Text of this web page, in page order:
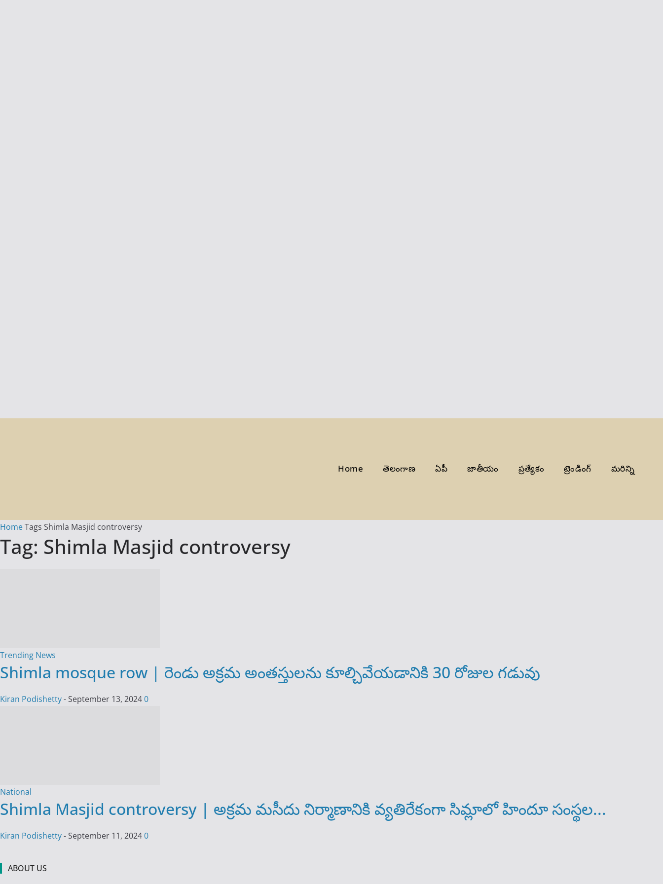
Home తెలంగాణ ఏపీ జాతీయం ప్రత్యేకం ట్రెండింగ్ మరిన్ని
HomeTags Shimla Masjid controversy
Tag: Shimla Masjid controversy
Trending News
Shimla mosque row | రెండు అక్రమ అంతస్తులను కూల్చివేయడానికి 30 రోజుల గ‌డువు
Kiran Podishetty- September 13, 20240
National
Shimla Masjid controversy | అక్రమ మసీదు నిర్మాణానికి వ్యతిరేకంగా సిమ్లాలో హిందూ సంస్థల...
Kiran Podishetty- September 11, 20240
ABOUT US